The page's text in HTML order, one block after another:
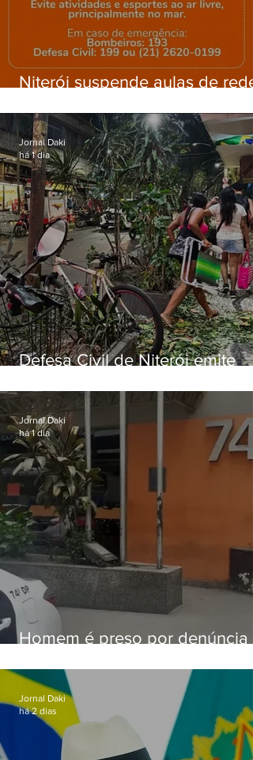
Niterói suspende aulas de rede
ventos fortes nesta sexta (7)
Defesa Civil de Niterói emite
sexta-feira (07)
Jornal Daki
há 1 dia
Homem é preso por denúncia
Alcântara
Jornal Daki
há 1 dia
Jornal Daki
há 2 dias